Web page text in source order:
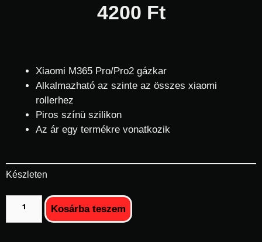
4200 Ft
Xiaomi M365 Pro/Pro2 gázkar
Alkalmazható az szinte az összes xiaomi
rollerhez
Piros színü szilikon
Az ár egy termékre vonatkozik
Készleten
Kosárba teszem